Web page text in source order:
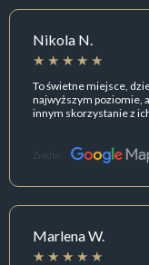
Nikola N.
To świetne miejsce,
najwyższym poziomie,
innym skorzystanie z
Źródło:
Marlena W.